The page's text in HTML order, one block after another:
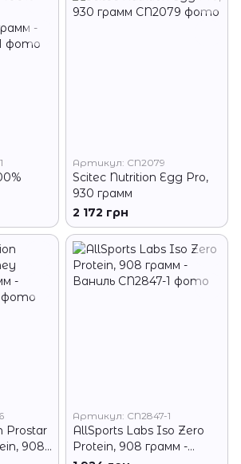
-
Артикул: CN2079
Scitec Nutrition Egg Pro,
930 грамм
2 172 грн
Prostar
908
Артикул: CN2847-1
AllSports Labs Iso Zero
Protein, 908 грамм -